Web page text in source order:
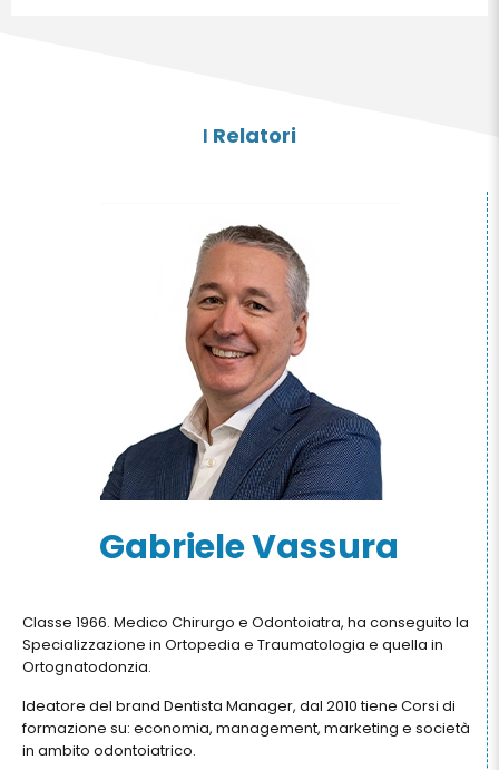
I Relatori
Gabriele Vassura
Classe 1966. Medico Chirurgo e Odontoiatra, ha conseguito la
Specializzazione in Ortopedia e Traumatologia e quella in
Ortognatodonzia.
Ideatore del brand Dentista Manager, dal 2010 tiene Corsi di
formazione su: economia, management, marketing e società
in ambito odontoiatrico.